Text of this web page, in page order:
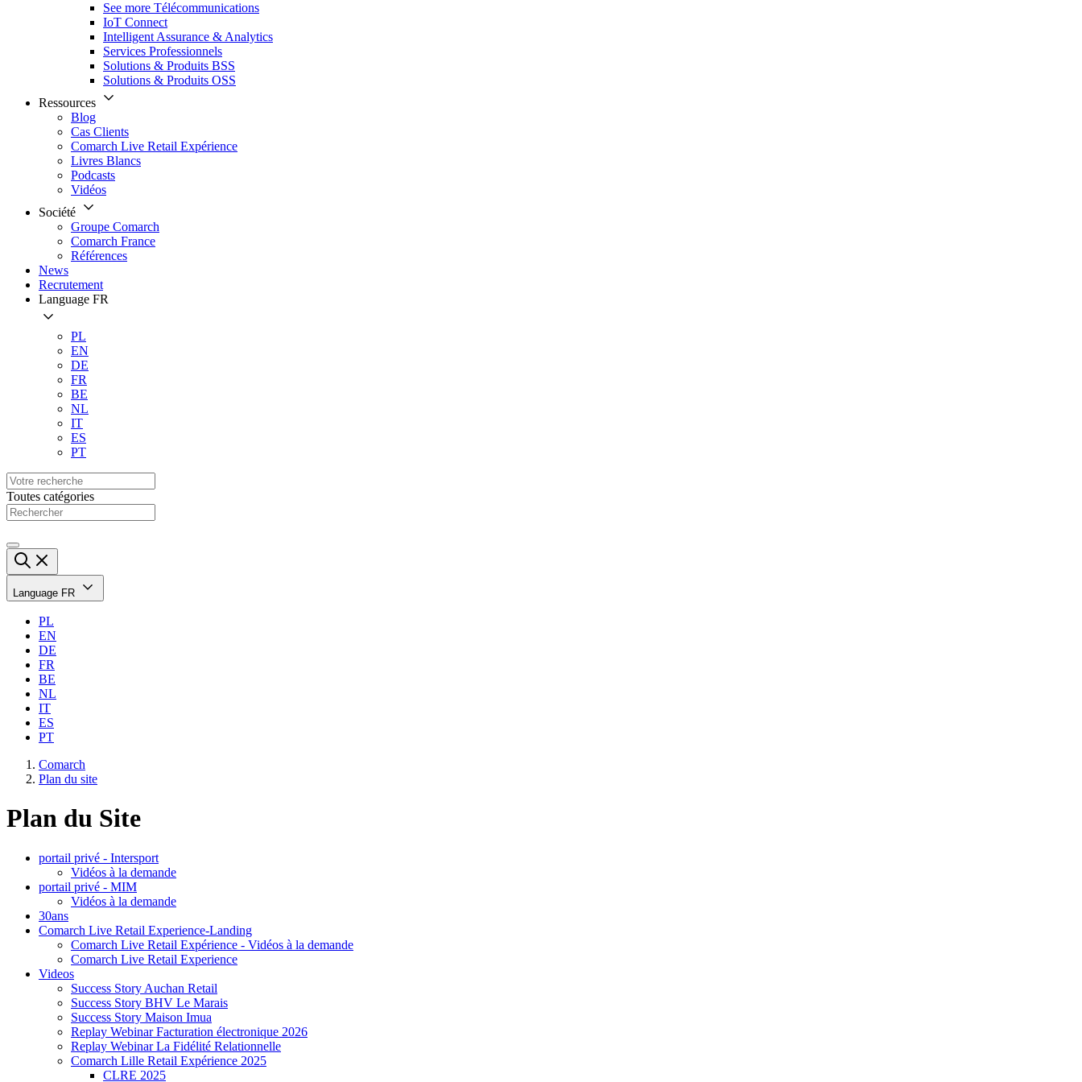
See more Télécommunications
IoT Connect
Intelligent Assurance & Analytics
Services Professionnels
Solutions & Produits BSS
Solutions & Produits OSS
Ressources
Blog
Cas Clients
Comarch Live Retail Expérience
Livres Blancs
Podcasts
Vidéos
Société
Groupe Comarch
Comarch France
Références
News
Recrutement
Language FR
PL
EN
DE
FR
BE
NL
IT
ES
PT
Toutes catégories
Language FR
PL
EN
DE
FR
BE
NL
IT
ES
PT
Comarch
Plan du site
Plan du Site
portail privé - Intersport
Vidéos à la demande
portail privé - MIM
Vidéos à la demande
30ans
Comarch Live Retail Experience-Landing
Comarch Live Retail Expérience - Vidéos à la demande
Comarch Live Retail Experience
Videos
Success Story Auchan Retail
Success Story BHV Le Marais
Success Story Maison Imua
Replay Webinar Facturation électronique 2026
Replay Webinar La Fidélité Relationnelle
Comarch Lille Retail Expérience 2025
CLRE 2025